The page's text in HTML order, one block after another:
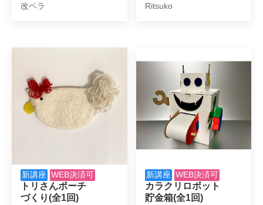
改ベラ Ritsuko
新講座 WEB決済可
トリさんポーチ
づくり(全1回)
新講座 WEB決済可
カラクリロボット
貯金箱(全1回)